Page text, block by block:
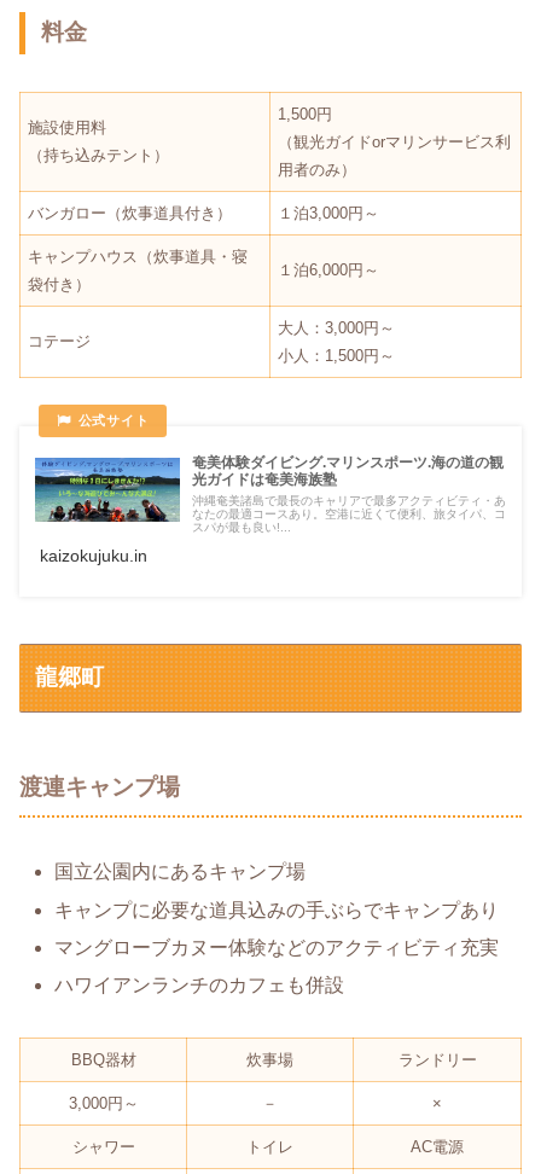
料金
施設使用料
（持ち込みテント）
1,500円
（観光ガイドorマリンサービス利
用者のみ）
バンガロー（炊事道具付き） １泊3,000円～
キャンプハウス（炊事道具・寝
袋付き）
１泊6,000円～
コテージ
大人：3,000円～
小人：1,500円～
奄美体験ダイビング.マリンスポーツ.海の道の観
光ガイドは奄美海族塾
沖縄奄美諸島で最長のキャリアで最多アクティビティ・あ
なたの最適コースあり。空港に近くて便利、旅タイパ、コ
スパが最も良い!...
kaizokujuku.in
龍郷町
渡連キャンプ場
国立公園内にあるキャンプ場
キャンプに必要な道具込みの手ぶらでキャンプあり
マングローブカヌー体験などのアクティビティ充実
ハワイアンランチのカフェも併設
BBQ器材 炊事場 ランドリー
3,000円～ － ×
シャワー トイレ AC電源